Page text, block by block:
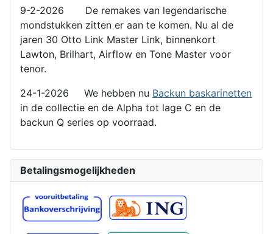
9-2-2026 De remakes van legendarische
mondstukken zitten er aan te komen. Nu al de
jaren 30 Otto Link Master Link, binnenkort
Lawton, Brilhart, Airflow en Tone Master voor
tenor.
24-1-2026 We hebben nu Backun baskarinetten
in de collectie en de Alpha tot lage C en de
backun Q series op voorraad.
Betalingsmogelijkheden